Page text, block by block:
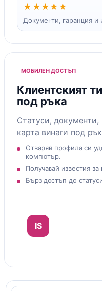
★★★★★
Документи, гаранция и
МОБИЛЕН ДОСТЪП
Клиентският
под ръка
Статуси, документи,
карта винаги под
Отваряй профила си
компютър.
Получавай известия
Бърз достъп до
IS